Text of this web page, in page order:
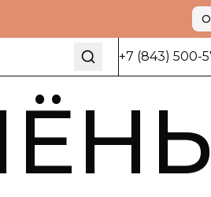
+7 (843) 500-